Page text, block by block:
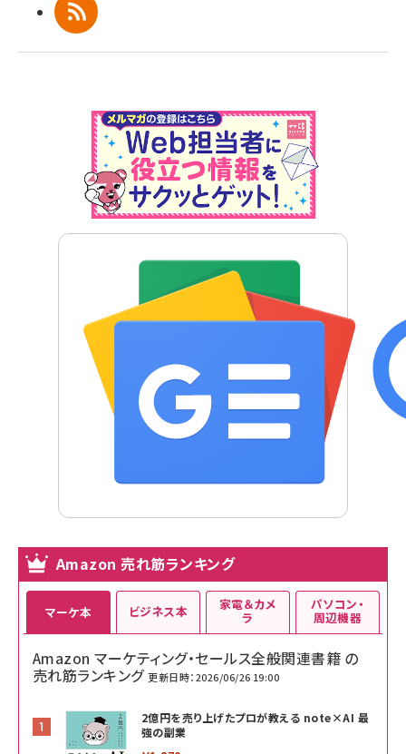
RSS
Amazon 売れ筋ランキング
マーケ本
Amazon マーケティング・セールス全般関連書籍 の
売れ筋ランキング 更新日時：2026/06/26 19:00
2億円を売り上げたプロが教える note×AI 最
強の副業
ビジネス本 家電＆カメ
ラ
パソコン・
周辺機器